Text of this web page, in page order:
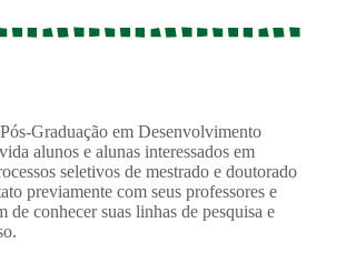
Graduação em Desenvolvimento
alunos e alunas interessados em
seletivos de mestrado e doutorado
previamente com seus professores e
de conhecer suas linhas de pesquisa e